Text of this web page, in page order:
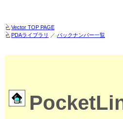
Vector TOP PAGE
PDAライブラリ
／ バックナンバー一覧